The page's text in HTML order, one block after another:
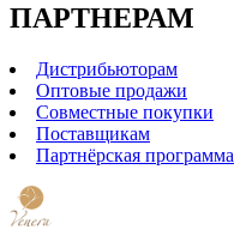
ПАРТНЕРАМ
Дистрибьюторам
Оптовые продажи
Совместные покупки
Поставщикам
Партнёрская программа